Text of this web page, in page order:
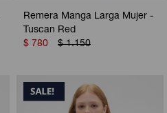
Remera Manga Larga Mujer -
Tuscan Red
$ 780 $ 1.150